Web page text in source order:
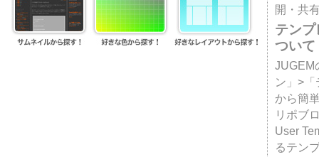
開・共
テン
ついて
JUGEM
ン」>
から簡
リポブ
User
るテン